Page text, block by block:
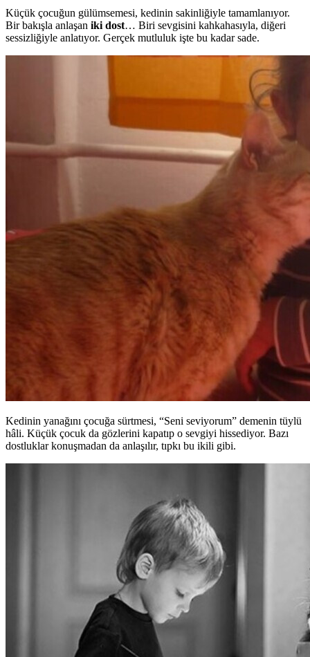
Küçük çocuğun gülümsemesi, kedinin sakinliğiyle tamamlanıyor.
Bir bakışla anlaşan iki dost… Biri sevgisini kahkahasıyla, diğeri
sessizliğiyle anlatıyor. Gerçek mutluluk işte bu kadar sade.
Kedinin yanağını çocuğa sürtmesi, “Seni seviyorum” demenin tüylü
hâli. Küçük çocuk da gözlerini kapatıp o sevgiyi hissediyor. Bazı
dostluklar konuşmadan da anlaşılır, tıpkı bu ikili gibi.